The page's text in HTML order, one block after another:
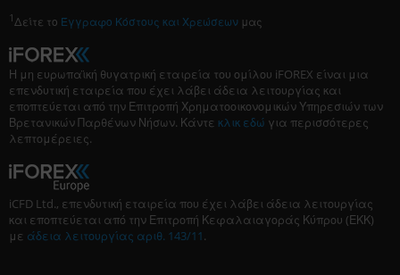
1Δείτε το Έγγραφο Κόστους και Χρεώσεων μας
Η μη ευρωπαϊκή θυγατρική εταιρεία του ομίλου iFOREX είναι μια
επενδυτική εταιρεία που έχει λάβει άδεια λειτουργίας και
εποπτεύεται από την Επιτροπή Χρηματοοικονομικών Υπηρεσιών των
Βρετανικών Παρθένων Νήσων. Κάντε κλικ εδώ για περισσότερες
λεπτομέρειες.
iCFD Ltd., επενδυτική εταιρεία που έχει λάβει άδεια λειτουργίας
και εποπτεύεται από την Επιτροπή Κεφαλαιαγοράς Κύπρου (ΕΚΚ)
με άδεια λειτουργίας αριθ. 143/11.